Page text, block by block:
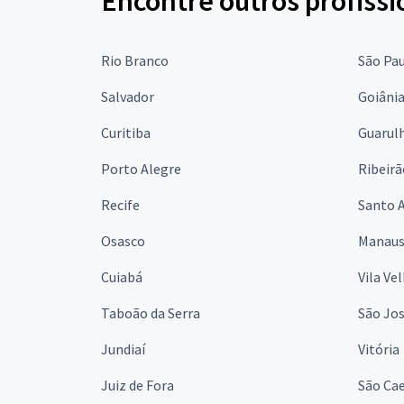
Rio Branco
São
Salvador
Goiânia
Curitiba
Porto Alegre
Recife
Santo
Osasco
Manaus
Cuiabá
Vila
Taboão da Serra
São
Jundiaí
Vitória
Juiz de Fora
São